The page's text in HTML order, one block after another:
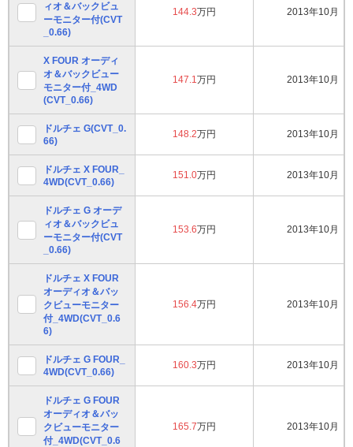
ィオ＆バックビュ
ーモニター付(CVT
_0.66)
144.3万円 2013年10月
X FOUR オーディ
オ＆バックビュー
モニター付_4WD
(CVT_0.66)
147.1万円 2013年10月
ドルチェ G(CVT_0.
66)
148.2万円 2013年10月
ドルチェ X FOUR_
4WD(CVT_0.66)
151.0万円 2013年10月
ドルチェ G オーデ
ィオ＆バックビュ
ーモニター付(CVT
_0.66)
153.6万円 2013年10月
ドルチェ X FOUR
オーディオ＆バッ
クビューモニター
付_4WD(CVT_0.6
6)
156.4万円 2013年10月
ドルチェ G FOUR_
4WD(CVT_0.66)
160.3万円 2013年10月
ドルチェ G FOUR
オーディオ＆バッ
クビューモニター
付_4WD(CVT_0.6
165.7万円 2013年10月